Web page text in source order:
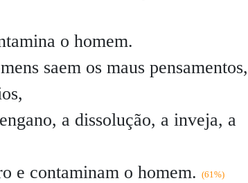
o homem.
saem os maus
a dissolução, a inveja, a
e contaminam o homem. (61%)